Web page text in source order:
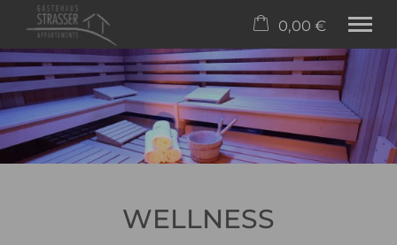
23. bis 30. August
2 Erwachsene
0,00 €
×
Warenkorb ist leer
WELLNESS